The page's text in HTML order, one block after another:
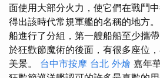
面使用大部分火力，使它們在戰鬥
得出該時代常規軍艦的名稱的地方
船進行了分組，第一艘船船至少攜
於狂歡節魔術的後面，有很多座位
美景。 台中市按摩 台北 外燴 嘉年